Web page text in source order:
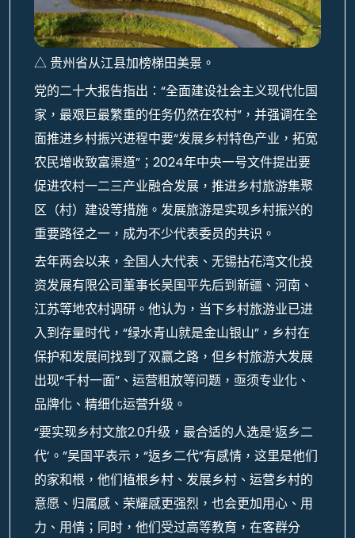
△ 贵州省从江县加榜梯田美景。
党的二十大报告指出：“全面建设社会主义现代化国
家，最艰巨最繁重的任务仍然在农村”，并强调在全
面推进乡村振兴进程中要“发展乡村特色产业，拓宽
农民增收致富渠道”；2024年中央一号文件提出要
促进农村一二三产业融合发展，推进乡村旅游集聚
区（村）建设等措施。发展旅游是实现乡村振兴的
重要路径之一，成为不少代表委员的共识。
去年两会以来，全国人大代表、无锡拈花湾文化投
资发展有限公司董事长吴国平先后到新疆、河南、
江苏等地农村调研。他认为，当下乡村旅游业已进
入到存量时代，“绿水青山就是金山银山”，乡村在
保护和发展间找到了双赢之路，但乡村旅游大发展
出现“千村一面”、运营粗放等问题，亟须专业化、
品牌化、精细化运营升级。
“要实现乡村文旅2.0升级，最合适的人选是‘返乡二
代’。”吴国平表示，“返乡二代”有感情，这里是他们
的家和根，他们植根乡村、发展乡村、运营乡村的
意愿、归属感、荣耀感更强烈，也会更加用心、用
力、用情；同时，他们受过高等教育，在客群分